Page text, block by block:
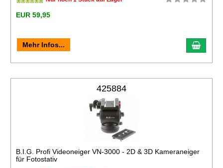
EUR 59,95
Mehr Infos...
425884
B.I.G. Profi Videoneiger VN-3000 - 2D & 3D Kameraneiger
für Fotostativ